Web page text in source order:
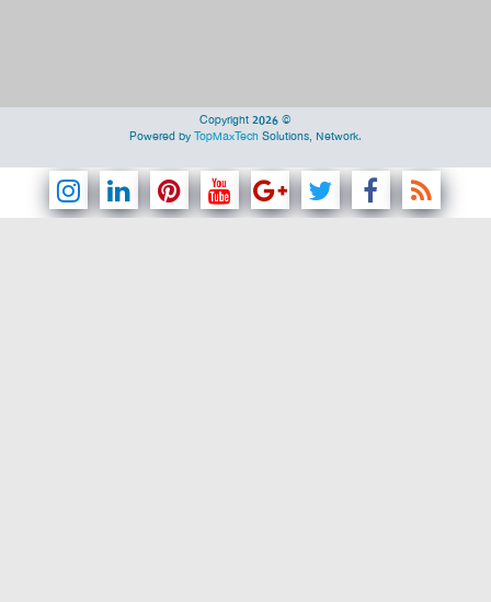
Copyright 2026 ©
Powered byTopMaxTechSolutions, Network.